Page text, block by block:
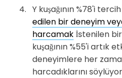
Y kuşağının %78'i
edilen bir deneyim
harcamakİstenilen
kuşağının %55'i artık
deneyimlere her
harcadıklarını